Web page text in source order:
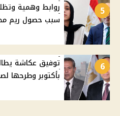
5
روابط وهمية
سبب حصول ريم محمد على 4%
6
بأكتوبر وطرحها